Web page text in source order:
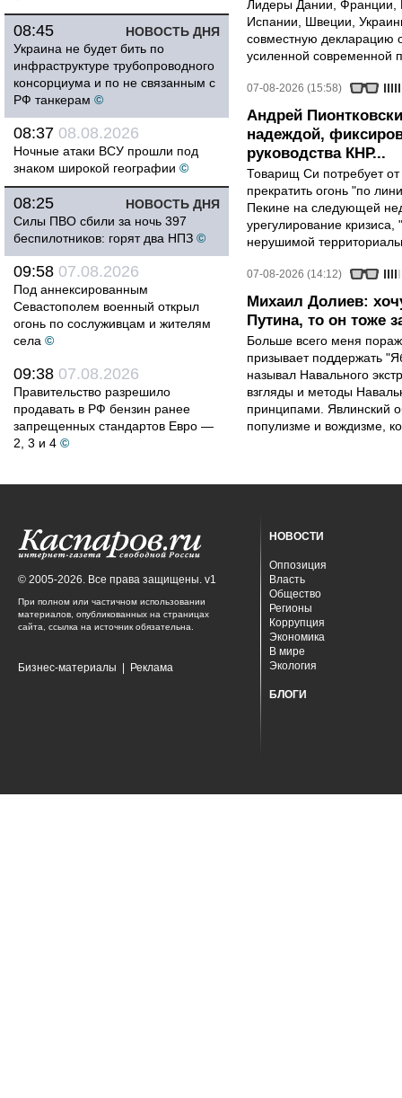
НОВОСТЬ ДНЯ
08:45
Украина не будет бить по
инфраструктуре трубопроводного
консорциума и по не связанным с
РФ танкерам ©
08:37 08.08.2026
Ночные атаки ВСУ прошли под
знаком широкой географии ©
НОВОСТЬ ДНЯ
08:25
Силы ПВО сбили за ночь 397
беспилотников: горят два НПЗ ©
09:58 07.08.2026
Под аннексированным
Севастополем военный открыл
огонь по сослуживцам и жителям
села ©
09:38 07.08.2026
Правительство разрешило
продавать в РФ бензин ранее
запрещенных стандартов Евро —
2, 3 и 4 ©
Лидеры Дании, Франции,
Испании, Швеции,
совместную декларацию
усиленной современной
07-08-2026 (15:58)
Андрей
надеждой,
руководства КНР...
Товарищ Си потребует
прекратить огонь "по
Пекине на следующей
урегулирование
нерушимой
07-08-2026 (14:12)
Михаил Долиев:
Путина, то он тоже
Больше всего меня
призывает поддержать
называл Навального
взгляды и методы
принципами. Явлинский
популизме и вождизме,
© 2005-2026. Все права защищены. v1
При полном или частичном использовании
материалов, опубликованных на страницах
сайта, ссылка на источник обязательна.
Бизнес-материалы Реклама
НОВОСТИ
Оппозиция
Власть
Общество
Регионы
Коррупция
Экономика
В мире
Экология
БЛОГИ